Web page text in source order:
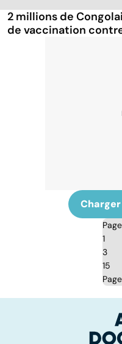
2 millions de
de vaccination
1
3
15